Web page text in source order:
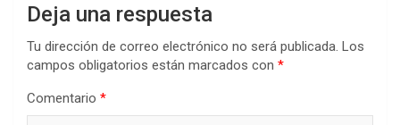
Deja una respuesta
Tu dirección de correo electrónico no será publicada. Los
campos obligatorios están marcados con *
Comentario *